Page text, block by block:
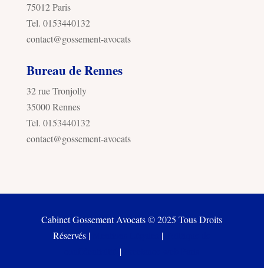
75012 Paris
Tel. 0153440132
contact@gossement-avocats
Bureau de Rennes
32 rue Tronjolly
35000 Rennes
Tel. 0153440132
contact@gossement-avocats
Cabinet Gossement Avocats © 2025 Tous Droits
Réservés |
|
|